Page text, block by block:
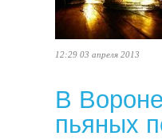
12:29 03 апреля 2013
В
пьяных